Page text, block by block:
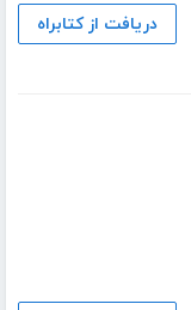
دریافت از کتابراه